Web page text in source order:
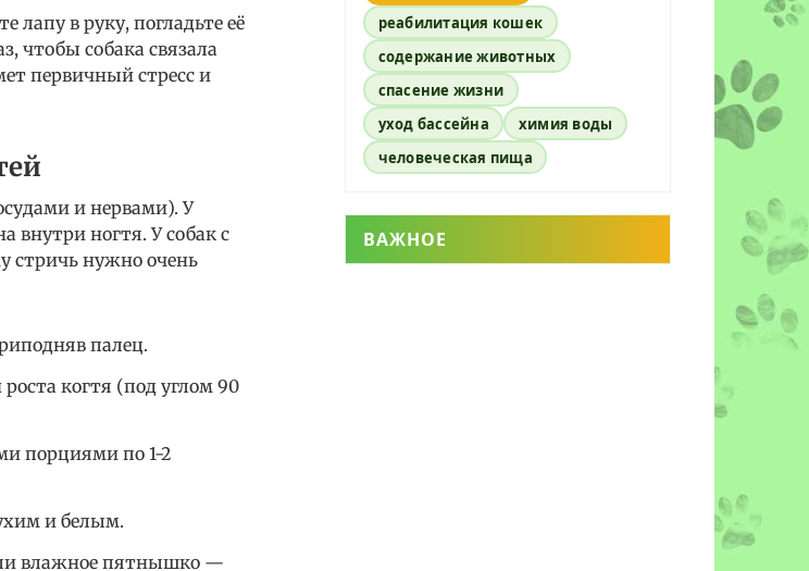
лапу в руку, погладьте её
чтобы собака связала
первичный стресс и
и нервами). У
внутри ногтя. У собак с
стричь нужно очень
палец.
когтя (под углом 90
порциями по 1-2
и белым.
влажное пятнышко —
реабилитация кошек
содержание животных
спасение жизни
уход бассейна
химия воды
человеческая пища
ВАЖНОЕ